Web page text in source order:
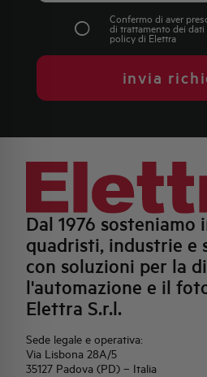
Confermo di aver
di trattamento dei dati
policydi Elettra
invia
Dal 1976
quadristi, industrie e
con soluzioni per la
l'automazione e il
Elettra S.r.l.
Sede legale e operativa:
Via Lisbona 28A/5
35127 Padova (PD) – Italia